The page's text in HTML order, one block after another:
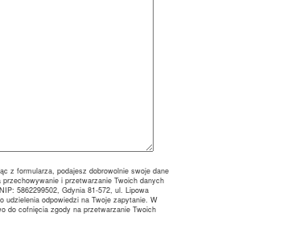
z formularza, podajesz dobrowolnie swoje dane
i przetwarzanie Twoich danych
5862299502, Gdynia 81-572, ul. Lipowa
udzielenia odpowiedzi na Twoje zapytanie. W
do cofnięcia zgody na przetwarzanie Twoich